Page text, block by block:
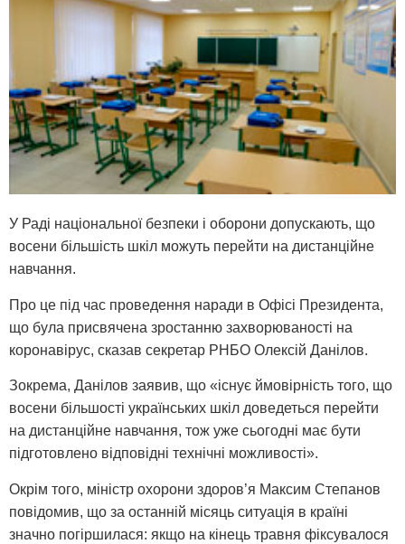
У Раді національної безпеки і оборони допускають, що
восени більшість шкіл можуть перейти на дистанційне
навчання.
Про це під час проведення наради в Офісі Президента,
що була присвячена зростанню захворюваності на
коронавірус, сказав секретар РНБО Олексій Данілов.
Зокрема, Данілов заявив, що «існує ймовірність того, що
восени більшості українських шкіл доведеться перейти
на дистанційне навчання, тож уже сьогодні має бути
підготовлено відповідні технічні можливості».
Окрім того, міністр охорони здоров’я Максим Степанов
повідомив, що за останній місяць ситуація в країні
значно погіршилася: якщо на кінець травня фіксувалося